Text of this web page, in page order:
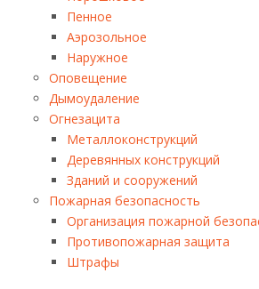
Пенное
Аэрозольное
Наружное
Оповещение
Дымоудаление
Огнезацита
Металлоконструкций
Деревянных конструкций
Зданий и сооружений
Пожарная безопасность
Организация пожарной
Противопожарная защита
Штрафы